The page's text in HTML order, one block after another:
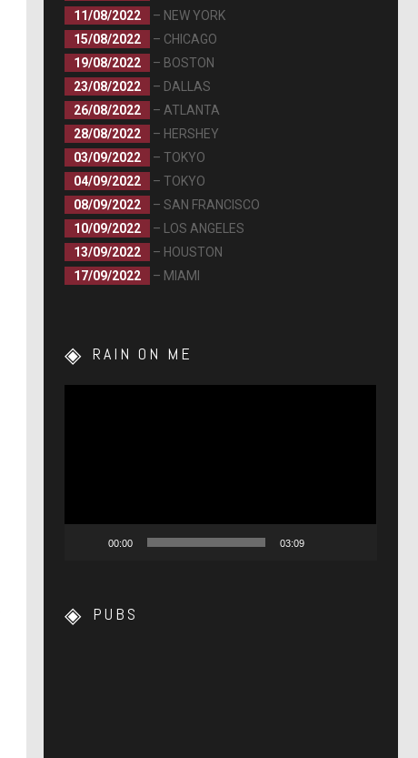
11/08/2022
– NEW YORK
15/08/2022
– CHICAGO
19/08/2022
– BOSTON
23/08/2022
– DALLAS
26/08/2022
– ATLANTA
28/08/2022
– HERSHEY
03/09/2022
– TOKYO
04/09/2022
– TOKYO
08/09/2022
– SAN FRANCISCO
10/09/2022
– LOS ANGELES
13/09/2022
– HOUSTON
17/09/2022
– MIAMI
RAIN ON ME
00:00 03:09
PUBS